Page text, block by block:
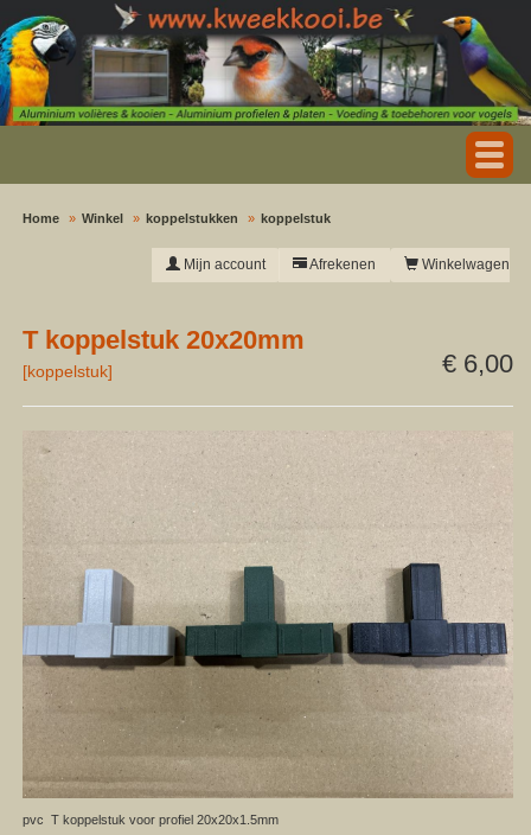
Home Winkel koppelstukken koppelstuk
Winkelwagen
Afrekenen
Mijn account
€ 6,00
T koppelstuk 20x20mm
[koppelstuk]
pvc T koppelstuk voor profiel 20x20x1.5mm